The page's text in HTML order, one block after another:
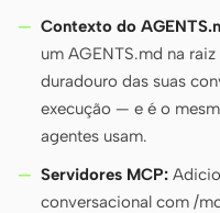
Contexto do
um AGENTS.md na
duradouro das suas
execução — e é o
agentes usam.
Servidores MCP:
conversacional com /